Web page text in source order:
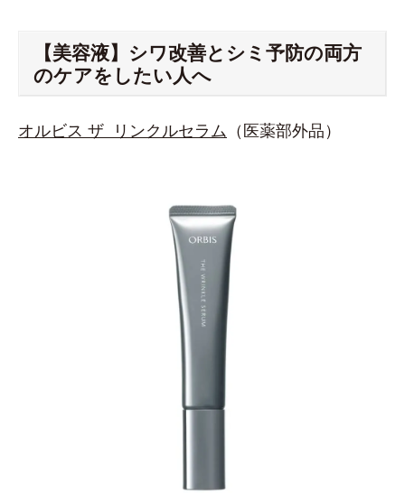
【美容液】シワ改善とシミ予防の両方
のケアをしたい人へ
オルビス ザ リンクルセラム （医薬部外品）